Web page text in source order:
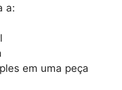
a:
em uma peça